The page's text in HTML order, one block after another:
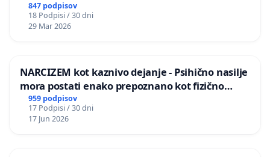
847 podpisov
18 Podpisi / 30 dni
29 Mar 2026
NARCIZEM kot kaznivo dejanje - Psihično nasilje
mora postati enako prepoznano kot fizično
nasilje
959 podpisov
17 Podpisi / 30 dni
17 Jun 2026